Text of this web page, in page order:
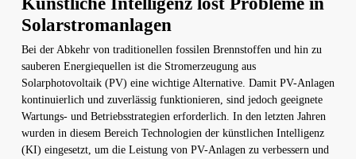
Solarstromanlagen
Bei der Abkehr von traditionellen fossilen Brennstoffen und hin zu
sauberen Energiequellen ist die Stromerzeugung aus
Solarphotovoltaik (PV) eine wichtige Alternative. Damit PV-Anlagen
kontinuierlich und zuverlässig funktionieren, sind jedoch geeignete
Wartungs- und Betriebsstrategien erforderlich. In den letzten Jahren
wurden in diesem Bereich Technologien der künstlichen Intelligenz
(KI) eingesetzt, um die Leistung von PV-Anlagen zu verbessern und